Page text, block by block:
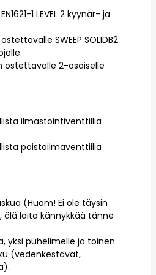
1 LEVEL 2 kyynär- ja
SWEEP SOLIDB2
ostettavalle 2-osaiselle
ilmastointiventtiiliä
poistoilmaventtiiliä
(Huom! Ei ole täysin
älä laita kännykkää tänne
yksi puhelimelle ja toinen
(vedenkestävät,